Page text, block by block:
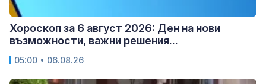
Хороскоп за 6 август 2026: Ден на нови
възможности, важни решения...
05:00 • 06.08.26